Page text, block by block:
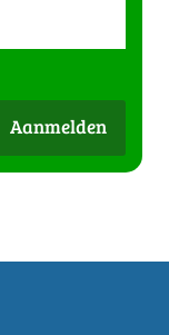
Aanmelden